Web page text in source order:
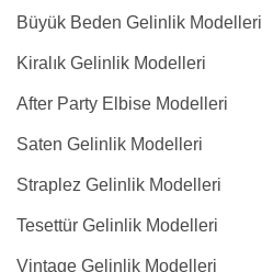
Büyük Beden Gelinlik Modelleri
Kiralık Gelinlik Modelleri
After Party Elbise Modelleri
Saten Gelinlik Modelleri
Straplez Gelinlik Modelleri
Tesettür Gelinlik Modelleri
Vintage Gelinlik Modelleri